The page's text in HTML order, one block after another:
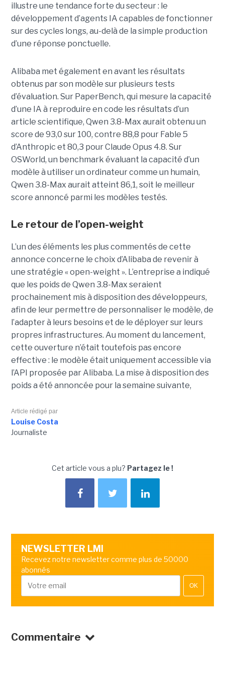
illustre une tendance forte du secteur : le
développement d’agents IA capables de fonctionner
sur des cycles longs, au-delà de la simple production
d’une réponse ponctuelle.
Alibaba met également en avant les résultats
obtenus par son modèle sur plusieurs tests
d’évaluation. Sur PaperBench, qui mesure la capacité
d’une IA à reproduire en code les résultats d’un
article scientifique, Qwen 3.8-Max aurait obtenu un
score de 93,0 sur 100, contre 88,8 pour Fable 5
d’Anthropic et 80,3 pour Claude Opus 4.8. Sur
OSWorld, un benchmark évaluant la capacité d’un
modèle à utiliser un ordinateur comme un humain,
Qwen 3.8-Max aurait atteint 86,1, soit le meilleur
score annoncé parmi les modèles testés.
Le retour de l’open-weight
L’un des éléments les plus commentés de cette
annonce concerne le choix d’Alibaba de revenir à
une stratégie « open-weight ». L’entreprise a indiqué
que les poids de Qwen 3.8-Max seraient
prochainement mis à disposition des développeurs,
afin de leur permettre de personnaliser le modèle, de
l’adapter à leurs besoins et de le déployer sur leurs
propres infrastructures. Au moment du lancement,
cette ouverture n’était toutefois pas encore
effective : le modèle était uniquement accessible via
l’API proposée par Alibaba. La mise à disposition des
poids a été annoncée pour la semaine suivante,
Article rédigé par
Louise Costa
Journaliste
Cet article vous a plu? Partagez le !
NEWSLETTER LMI
Recevez notre newsletter comme plus de 50000
abonnés
OK
Commentaire